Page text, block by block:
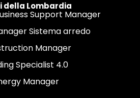
della Lombardia
Support Manager
Sistema arredo
Manager
Specialist 4.0
Manager